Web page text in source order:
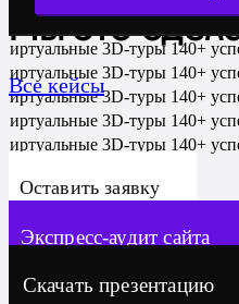
3D-туры 140+
3D-туры 140+
3D-туры 140+
3D-туры 140+
3D-туры 140+
Оставить заявку
Экспресс-аудит сайта
Скачать презентацию
Мы это
Все кейсы